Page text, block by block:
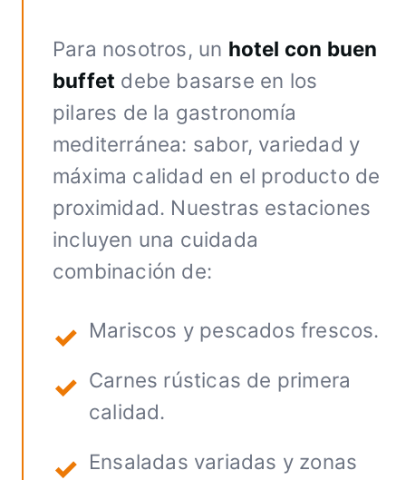
Para nosotros, un hotel con buen
buffet debe basarse en los
pilares de la gastronomía
mediterránea: sabor, variedad y
máxima calidad en el producto de
proximidad. Nuestras estaciones
incluyen una cuidada
combinación de:
Mariscos y pescados frescos.
Carnes rústicas de primera
calidad.
Ensaladas variadas y zonas